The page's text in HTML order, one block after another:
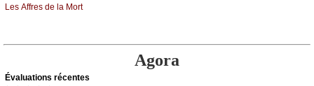
Lеs Αffrеs dе lа Μоrt
Agora
Évаluations récеntes